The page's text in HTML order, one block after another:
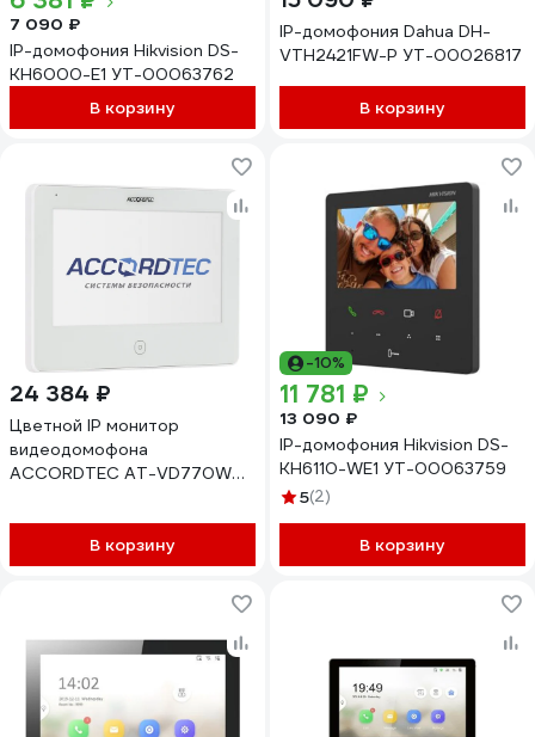
7 090 ₽
IP-домофония Hikvision DS-
KH6000-E1 УТ-00063762
В корзину
IP-домофония Dahua DH-
VTH2421FW-P УТ-00026817
В корзину
24 384 ₽
Цветной IP монитор
видеодомофона
ACCORDTEC AT-VD770W
В корзину
-10%
11 781 ₽
13 090 ₽
IP-домофония Hikvision DS-
KH6110-WE1 УТ-00063759
5(2)
В корзину